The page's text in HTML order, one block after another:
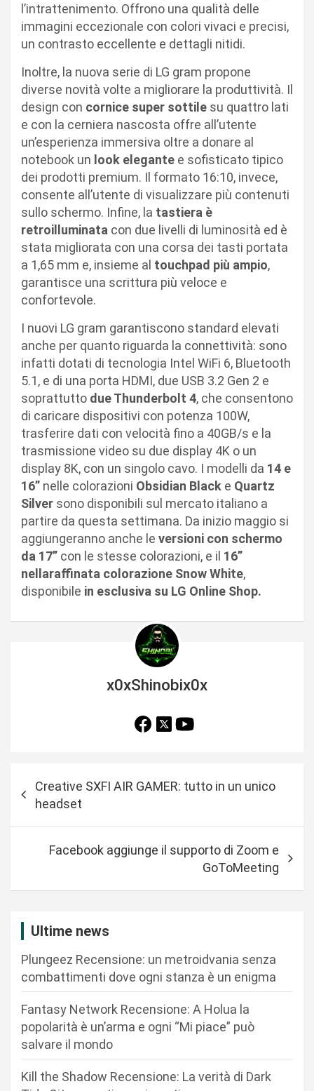
l’intrattenimento. Offrono una qualità delle
immagini eccezionale con colori vivaci e precisi,
un contrasto eccellente e dettagli nitidi.
Inoltre, la nuova serie di LG gram propone
diverse novità volte a migliorare la produttività. Il
design con cornice super sottile su quattro lati
e con la cerniera nascosta offre all’utente
un’esperienza immersiva oltre a donare al
notebook un look elegante e sofisticato tipico
dei prodotti premium. Il formato 16:10, invece,
consente all’utente di visualizzare più contenuti
sullo schermo. Infine, la tastiera è
retroilluminata con due livelli di luminosità ed è
stata migliorata con una corsa dei tasti portata
a 1,65 mm e, insieme al touchpad più ampio,
garantisce una scrittura più veloce e
confortevole.
I nuovi LG gram garantiscono standard elevati
anche per quanto riguarda la connettività: sono
infatti dotati di tecnologia Intel WiFi 6, Bluetooth
5.1, e di una porta HDMI, due USB 3.2 Gen 2 e
soprattutto due Thunderbolt 4, che consentono
di caricare dispositivi con potenza 100W,
trasferire dati con velocità fino a 40GB/s e la
trasmissione video su due display 4K o un
display 8K, con un singolo cavo. I modelli da 14 e
16” nelle colorazioni Obsidian Black e Quartz
Silver sono disponibili sul mercato italiano a
partire da questa settimana. Da inizio maggio si
aggiungeranno anche le versioni con schermo
da 17” con le stesse colorazioni, e il 16”
nellaraffinata colorazione Snow White,
disponibile in esclusiva su LG Online Shop.
x0xShinobix0x
a
Creative SXFI AIR GAMER: tutto in un unico
headset
Facebook aggiunge il supporto di Zoom e
GoToMeeting
Ultime news
Plungeez Recensione: un metroidvania senza
combattimenti dove ogni stanza è un enigma
Fantasy Network Recensione: A Holua la
popolarità è un’arma e ogni “Mi piace” può
salvare il mondo
Kill the Shadow Recensione: La verità di Dark